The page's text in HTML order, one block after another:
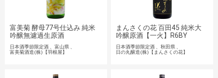
富美菊 酵母77号仕込み 純米
吟醸無濾過生原酒
日本酒季節限定酒
富山県
富美菊酒造(株)【羽根屋】
まんさくの花 百田45 純米大
吟醸原酒【一火】R6BY
日本酒季節限定酒
秋田県
日の丸醸造(株)【まんさくの花】